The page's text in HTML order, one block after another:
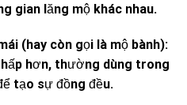
gian lăng mộ khác nhau.
(hay còn gọi là mộ bành):
hơn, thường dùng trong
tạo sự đồng đều.